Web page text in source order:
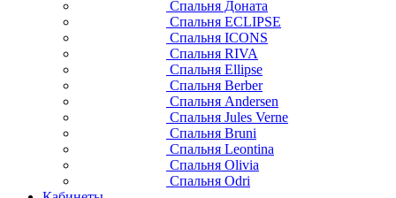
Спальня Доната
Спальня ECLIPSE
Спальня ICONS
Спальня RIVA
Спальня Ellipse
Спальня Berber
Спальня Andersen
Спальня Jules Verne
Спальня Bruni
Спальня Leontina
Спальня Olivia
Спальня Odri